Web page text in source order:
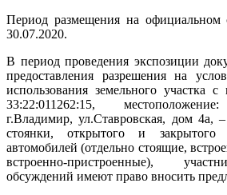
Период размещения на официальном
30.07.2020.
В период проведения экспозиции
предоставления разрешения на
использования земельного участка
33:22:011262:15,
г.Владимир, ул.Ставровская, дом 4а,
стоянки, открытого и
автомобилей (отдельно стоящие,
встроенно-пристроенные),
обсуждений имеют право вносить